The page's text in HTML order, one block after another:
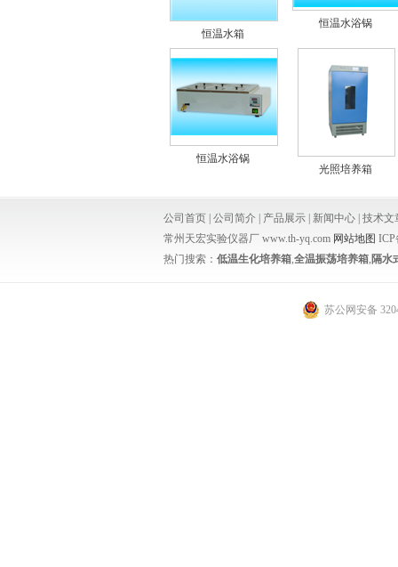
恒温水箱
恒温水浴锅
恒温水浴锅
光照培养箱
公司首页 公司简介 产品展示 新闻中心 技术文
常州天宏实验仪器厂 www.th-yq.com 网站地图
热门搜索： 低温生化培养箱,全温振荡培养箱, 隔水
苏公网安备